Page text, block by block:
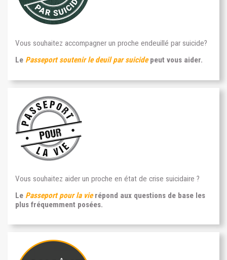
Vous souhaitez accompagner un proche endeuillé par suicide?
Le Passeport soutenir le deuil par suicidepeut vous aider.
Vous souhaitez aider un proche en état de crise suicidaire ?
Le Passeport pour la vierépond aux questions de base les
plus fréquemment posées.